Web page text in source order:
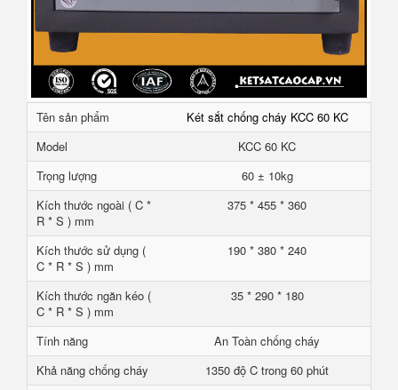
Tên sản phẩm
Két sắt chống cháy KCC 60 KC
Model
KCC 60 KC
Trọng lượng
60 ± 10kg
Kích thước ngoài ( C *
R * S ) mm
375 * 455 * 360
Kích thước sử dụng (
C * R * S ) mm
190 * 380 * 240
Kích thước ngăn kéo (
C * R * S ) mm
35 * 290 * 180
Tính năng
An Toàn chống cháy
Khả năng chống cháy
1350 độ C trong 60 phút